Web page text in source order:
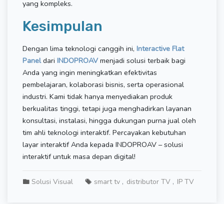
yang kompleks.
Kesimpulan
Dengan lima teknologi canggih ini, Interactive Flat
Paneldari INDOPROAVmenjadi solusi terbaik bagi
Anda yang ingin meningkatkan efektivitas
pembelajaran, kolaborasi bisnis, serta operasional
industri. Kami tidak hanya menyediakan produk
berkualitas tinggi, tetapi juga menghadirkan layanan
konsultasi, instalasi, hingga dukungan purna jual oleh
tim ahli teknologi interaktif. Percayakan kebutuhan
layar interaktif Anda kepada INDOPROAV – solusi
interaktif untuk masa depan digital!
Solusi Visual smart tv distributor TV IP TV